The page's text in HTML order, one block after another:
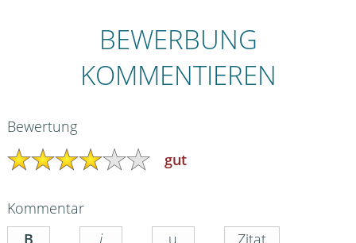
BEWERBUNG
KOMMENTIEREN
Bewertung
gut
Kommentar